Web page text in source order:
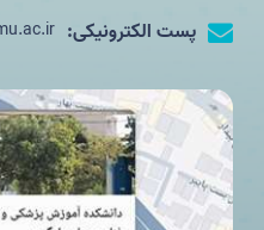
پست الکترونیکی: